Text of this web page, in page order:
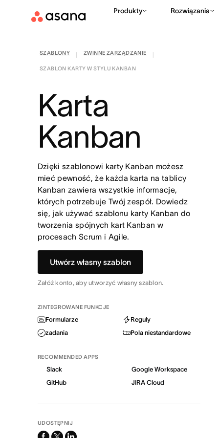
Produkty Rozwiązania
SZABLONY ZWINNE ZARZĄDZANIE
SZABLON KARTY W STYLU KANBAN
Karta
Kanban
Dzięki szablonowi karty Kanban możesz
mieć pewność, że każda karta na tablicy
Kanban zawiera wszystkie informacje,
których potrzebuje Twój zespół. Dowiedz
się, jak używać szablonu karty Kanban do
tworzenia spójnych kart Kanban w
procesach Scrum i Agile.
Utwórz własny szablon
Załóż konto, aby utworzyć własny szablon.
ZINTEGROWANE FUNKCJE
Formularze
Reguły
zadania
Pola niestandardowe
RECOMMENDED APPS
Slack
Google Workspace
GitHub
JIRA Cloud
UDOSTĘPNIJ